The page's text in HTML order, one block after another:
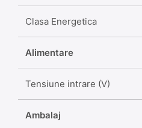
Clasa Energetica
Alimentare
Tensiune intrare (V)
Ambalaj